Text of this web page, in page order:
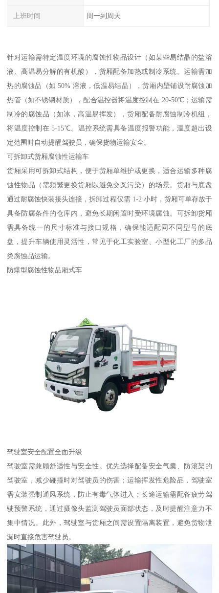
上班时间 周一到周天
针对运输需特定温度环境的腐蚀性物品设计（如某些易结晶的盐溶
液、高温易分解的有机酸），货厢配备加热或制冷系统。运输需加
热的腐蚀品（如 50% 溶液，低温易结晶），货厢内壁铺设耐腐蚀加
热管（如不锈钢材质），配合温控器将温度控制在 20-50℃；运输需
制冷的腐蚀品（如冰，高温易挥发），货厢配备耐腐蚀制冷机组，
将温度控制在 5-15℃。温控系统需具备温度报警功能，温度超出设
定范围时自动提醒驾驶员，确保货物运输安全。​
可拆卸式货厢腐蚀性运输车​
货厢采用可拆卸式结构，便于货厢单维护或更换，适合运输多种腐
蚀性物品（需频繁更换货厢以避免交叉污染）的场景。货厢与底盘
通过耐腐蚀快装接头连接，拆卸过程仅需 1-2 小时，货厢可单存放于
具备防腐条件的仓库内，避免长期闲置时受环境腐蚀。可拆卸货厢
需具备统一的尺寸标准与接口规格，确保能适配同不同型号的底
盘，提升车辆使用灵活性，常见于化工实验室、小型化工厂的多品
类腐蚀品运输。​
防爆型腐蚀性物品厢式车​
驾驶室安全配置全面升级​
驾驶室需兼顾舒适性与安全性。优先选择配备安全气囊、防滚架的
驾驶室，减少碰撞时对驾驶员的伤害；运输挥发性危险品，驾驶室
需安装强制通风系统，防止有毒气体进入；长途运输需配备疲劳驾
驶预警系统，通过摄像头监测驾驶员面部状态，及时提醒注意力不
集中情况。此外，驾驶室与货厢之间需设置隔离装置，避免货物泄
漏时直接危害驾驶员。​